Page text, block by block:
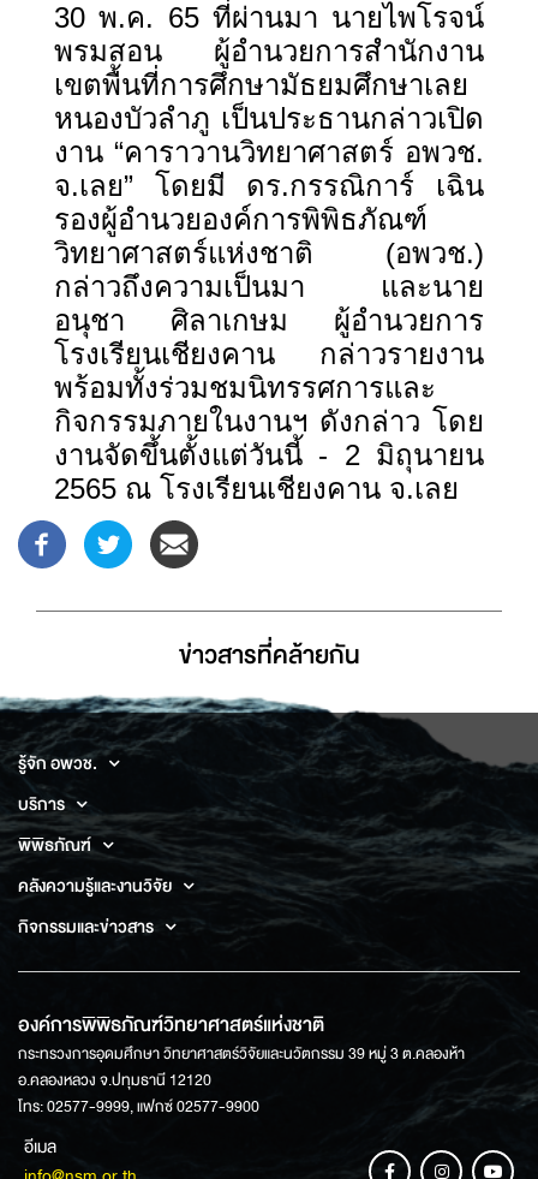
30 พ.ค. 65 ที่ผ่านมา นายไพโรจน์
พรมสอน ผู้อำนวยการสำนักงาน
เขตพื้นที่การศึกษามัธยมศึกษาเลย
หนองบัวลำภู เป็นประธานกล่าวเปิด
งาน “คาราวานวิทยาศาสตร์ อพวช.
จ.เลย” โดยมี ดร.กรรณิการ์ เฉิน
รองผู้อำนวยองค์การพิพิธภัณฑ์
วิทยาศาสตร์แห่งชาติ (อพวช.)
กล่าวถึงความเป็นมา และนาย
อนุชา ศิลาเกษม ผู้อำนวยการ
โรงเรียนเชียงคาน กล่าวรายงาน
พร้อมทั้งร่วมชมนิทรรศการและ
กิจกรรมภายในงานฯ ดังกล่าว โดย
งานจัดขึ้นตั้งแต่วันนี้ - 2 มิถุนายน
2565 ณ โรงเรียนเชียงคาน จ.เลย
ข่าวสารที่่คล้ายกัน
รู้จัก อพวช.
บริการ
พิพิธภัณฑ์
คลังความรู้และงานวิจัย
กิจกรรมและข่าวสาร
องค์การพิพิธภัณฑ์วิทยาศาสตร์แห่งชาติ
กระทรวงการอุดมศึกษา วิทยาศาสตร์วิจัยและนวัตกรรม 39 หมู่ 3 ต.คลองห้า
อ.คลองหลวง จ.ปทุมธานี 12120
โทร: 02577-9999, แฟกซ์ 02577-9900
อีเมล